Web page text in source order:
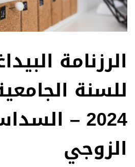
الرزنامة
2024 –
الزوجي